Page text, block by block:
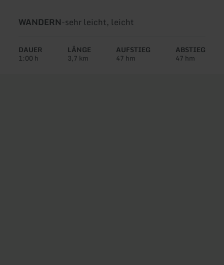
Art
Tour:
WANDERN-Schwierigkeit:
sehr leicht, leicht
DAUER
1:00 h
LÄNGE
3,7 km
AUFSTIEG
47 hm
ABSTIEG
47 hm